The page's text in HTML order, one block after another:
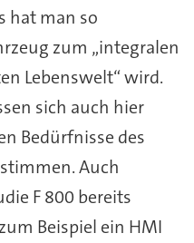
hat man so
zum „integralen
Lebenswelt“ wird.
sich auch hier
Bedürfnisse des
Auch
F 800 bereits
Beispiel ein HMI